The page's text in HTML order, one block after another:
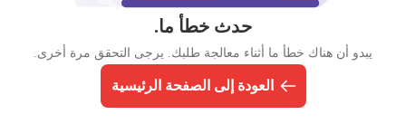
حدث خطأ ما.
يبدو أن هناك خطأ ما أثناء معالجة طلبك. يرجى التحقق مرة أخرى.
العودة إلى الصفحة الرئيسية